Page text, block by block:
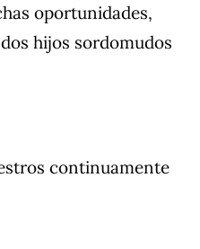
oportunidades,
hijos sordomudos
continuamente